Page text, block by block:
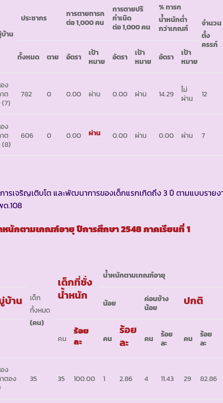
าน
ประชากร
การตายทารก
ต่อ 1,000 คน
การตายปริ
กำเนิด
ต่อ 1,000 คน
% ทารก
น้ำหนักต่ำ
กว่าเกณฑ์
จำนวน
ตั้ง
ครรภ์
ทั้งหมด
ตาย อัตรา
เป้า
หมาย
อัตรา
เป้า
หมาย
อัตรา
เป้า
หมาย
ง
ต
782 0 0.00 ผ่าน 0.00 ผ่าน 14.29
ไม่
ผ่าน
12
ง
ต
(8)
606 0 0.00 ผ่าน 0.00 ผ่าน 0.00 ผ่าน 7
ารเจริญเติบโต และพัฒนาการของเด็กแรกเกิดถึง 3 ปี ตามแบบรายง
.108
หนักตามเกณฑ์อายุ ปีการศึกษา2548 ภาคเรียนที่ 1
เด็ก
ทั้งหมด
(คน)
เด็กที่ชั่ง
น้ำหนัก
น้ำหนักตามเกณฑ์อายุ
บ้าน น้อย
ค่อนข้าง
น้อย
ปกติ
คน
ร้อย
ละ
คน
ร้อย
ละ
คน
ร้อย
ละ
คน
ร้อย
ละ
ง
ตอง
35 35 100.00 1 2.86 4 11.43 29 82.86